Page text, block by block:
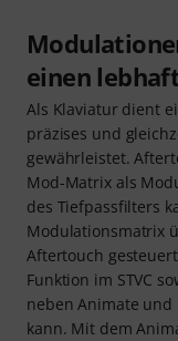
einen
Als Klaviatur dient
präzises und
gewährleistet.
Mod-Matrix als
des Tiefpassfilters
Modulationsmatrix
Aftertouch
Funktion im STVC
neben Animate und
kann. Mit dem